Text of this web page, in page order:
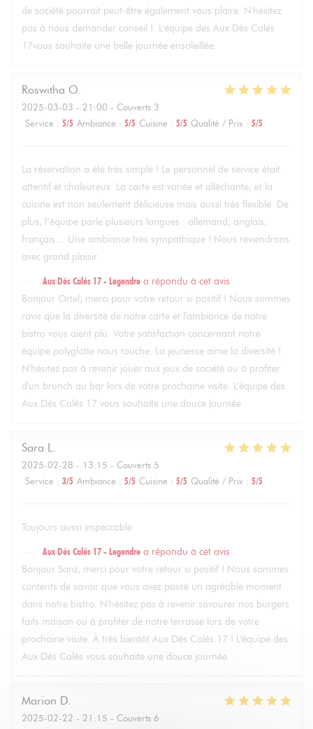
de société pourrait peut-être également vous plaire. N'hésitez
pas à nous demander conseil !. L'équipe des Aux Dés Calés
17vous souhaite une belle journée ensoleillée.
Roswitha O
2025-03-03 - 21:00 - Couverts 3
Service : 5/5 Ambiance : 5/5 Cuisine : 5/5 Qualité / Prix : 5/5
La réservation a été très simple ! Le personnel de service était
attentif et chaleureux. La carte est variée et alléchante, et la
cuisine est non seulement délicieuse mais aussi très flexible. De
plus, l’équipe parle plusieurs langues : allemand, anglais,
français… Une ambiance très sympathique ! Nous reviendrons
avec grand plaisir.
Aux Dés Calés 17 - Legendre a répondu à cet avis
Bonjour Ortel, merci pour votre retour si positif ! Nous sommes
ravis que la diversité de notre carte et l'ambiance de notre
bistro vous aient plu. Votre satisfaction concernant notre
équipe polyglotte nous touche. La jeunesse aime la diversité !
N'hésitez pas à revenir jouer aux jeux de société ou à profiter
d'un brunch au bar lors de votre prochaine visite. L'équipe des
Aux Dés Calés 17 vous souhaite une douce journée
Sara L
2025-02-28 - 13:15 - Couverts 5
Service : 3/5 Ambiance : 5/5 Cuisine : 5/5 Qualité / Prix : 5/5
Toujours aussi impeccable
Aux Dés Calés 17 - Legendre a répondu à cet avis
Bonjour Sara, merci pour votre retour si positif ! Nous sommes
contents de savoir que vous avez passé un agréable moment
dans notre bistro. N'hésitez pas à revenir savourer nos burgers
faits maison ou à profiter de notre terrasse lors de votre
prochaine visite. À très bientôt Aux Dés Calés 17 ! L'équipe des
Aux Dés Calés vous souhaite une douce journée
Marion D
2025-02-22 - 21:15 - Couverts 6